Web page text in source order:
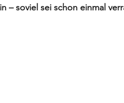
– soviel sei schon einmal